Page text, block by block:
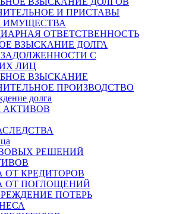
И ПРИСТАВЫ
ИМУЩЕСТВА
ОТВЕТСТВЕННОСТЬ
ВЗЫСКАНИЕ ДОЛГА
С
ЛИЦ
ВЗЫСКАНИЕ
ПРОИЗВОДСТВО
долга
АКТИВОВ
РЕШЕНИЙ
ОТ КРЕДИТОРОВ
ОТ ПОГЛОЩЕНИЙ
ПОТЕРЬ